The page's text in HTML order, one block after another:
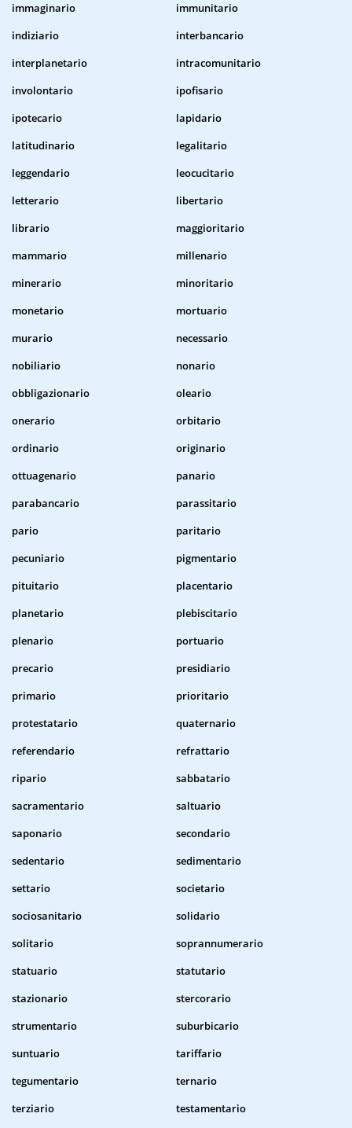
immaginario
immunitario
indiziario
interbancario
interplanetario
intracomunitario
involontario
ipofisario
ipotecario
lapidario
latitudinario
legalitario
leggendario
leocucitario
letterario
libertario
librario
maggioritario
mammario
millenario
minerario
minoritario
monetario
mortuario
murario
necessario
nobiliario
nonario
obbligazionario
oleario
onerario
orbitario
ordinario
originario
ottuagenario
panario
parabancario
parassitario
pario
paritario
pecuniario
pigmentario
pituitario
placentario
planetario
plebiscitario
plenario
portuario
precario
presidiario
primario
prioritario
protestatario
quaternario
referendario
refrattario
ripario
sabbatario
sacramentario
saltuario
saponario
secondario
sedentario
sedimentario
settario
societario
sociosanitario
solidario
solitario
soprannumerario
statuario
statutario
stazionario
stercorario
strumentario
suburbicario
suntuario
tariffario
tegumentario
ternario
terziario
testamentario